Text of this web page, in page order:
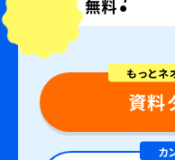
もっとネ
資料
カ